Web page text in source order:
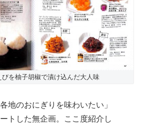
びを柚子胡椒で漬け込んだ大人味
地のおにぎりを味わいたい」
トした無企画。ここ度紹介し